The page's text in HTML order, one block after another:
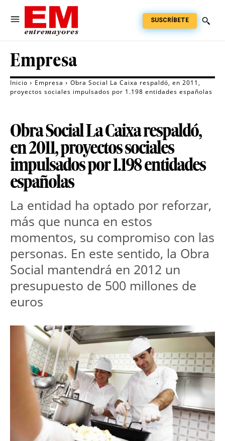
SUSCRÍBETE
Empresa
Inicio Empresa
Obra Social La Caixa respaldó, en 2011,
proyectos sociales impulsados por 1.198 entidades españolas
Obra Social La Caixa respaldó,
en 2011, proyectos sociales
impulsados por 1.198 entidades
españolas
La entidad ha optado por reforzar,
más que nunca en estos
momentos, su compromiso con las
personas. En este sentido, la Obra
Social mantendrá en 2012 un
presupuesto de 500 millones de
euros